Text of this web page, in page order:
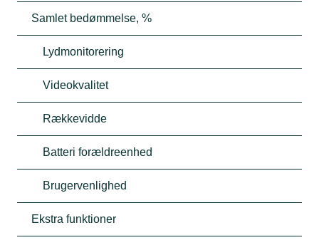
Samlet bedømmelse, %
Lydmonitorering
Videokvalitet
Rækkevidde
Batteri forældreenhed
Brugervenlighed
Ekstra funktioner